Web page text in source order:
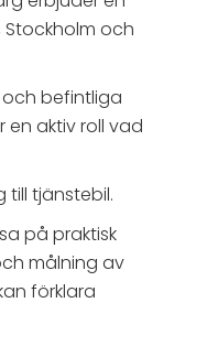
och
befintliga
aktiv roll vad
tjänstebil.
på praktisk
målning av
förklara